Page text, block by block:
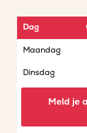
Dag
Maandag
Dinsdag
Meld je